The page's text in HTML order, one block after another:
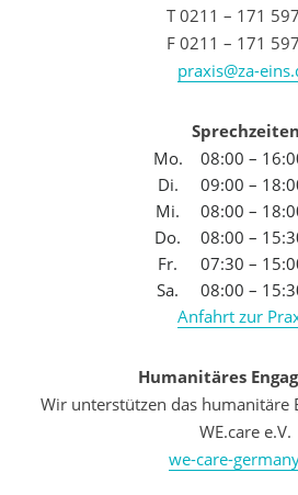
T 0211 – 171
F 0211 – 171
praxis@za-
Sprechzeiten
Mo.
08:00 –
Di.
09:00 –
Mi.
08:00 –
Do.
08:00 –
Fr.
07:30 –
Sa.
08:00 –
Anfahrt zur
Humanitäres
Wir unterstützen das humanitäre
WE.care e.V.
we-care-